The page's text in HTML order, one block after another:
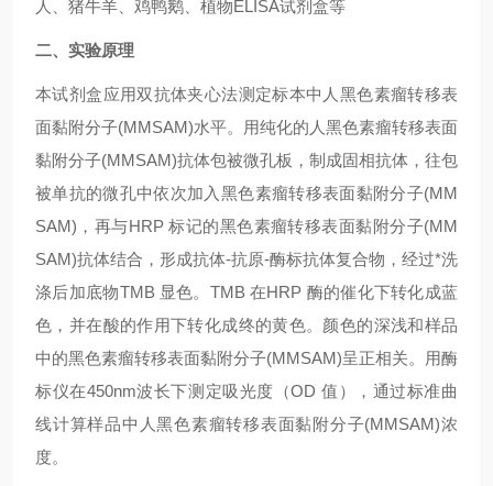
人、猪牛羊、鸡鸭鹅、植物ELISA试剂盒等
二、实验原理
本试剂盒应用双抗体夹心法测定标本中人 黑色素瘤转移表
面黏附分子(MMSAM)水平。用纯化的人 黑色素瘤转移表面
黏附分子(MMSAM)抗体包被微孔板，制成固相抗体，往包
被单抗的微孔中依次加入 黑色素瘤转移表面黏附分子(MM
SAM) ，再与HRP 标记的黑色素瘤转移表面黏附分子(MM
SAM)抗体结合，形成抗体-抗原-酶标抗体复合物，经过*洗
涤后加底物TMB 显色。TMB 在HRP 酶的催化下转化成蓝
色，并在酸的作用下转化成终的黄色。颜色的深浅和样品
中的黑色素瘤转移表面黏附分子(MMSAM)呈正相关。用酶
标仪在450nm波长下测定吸光度（OD 值），通过标准曲
线计算样品中人黑色素瘤转移表面黏附分子(MMSAM)浓
度。